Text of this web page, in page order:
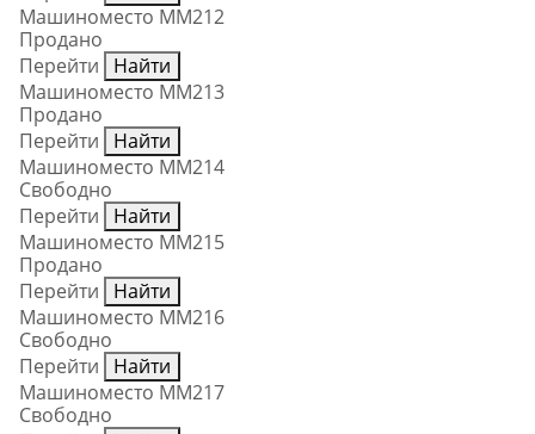
Машиноместо ММ212
Продано
Перейти
Найти
Машиноместо ММ213
Продано
Перейти
Найти
Машиноместо ММ214
Свободно
Перейти
Найти
Машиноместо ММ215
Продано
Перейти
Найти
Машиноместо ММ216
Свободно
Перейти
Найти
Машиноместо ММ217
Свободно